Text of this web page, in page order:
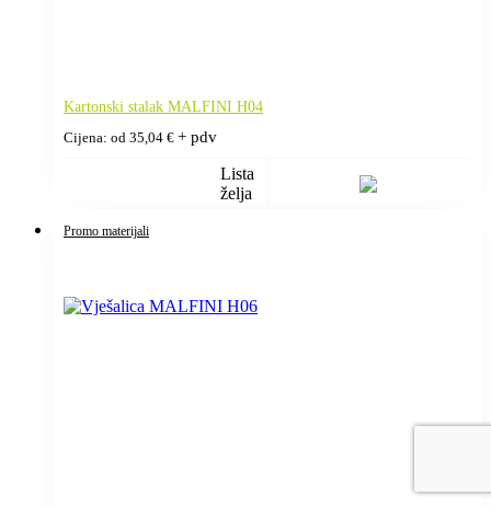
Kartonski stalak MALFINI H04
Cijena: od 35,04 € + pdv
Lista
želja
Promo materijali